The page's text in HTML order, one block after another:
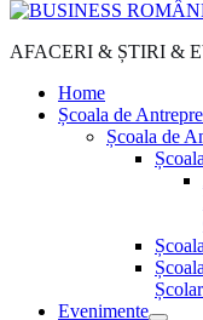
AFACERI & ȘTIRI &
Home
Școala de
Școala de
Evenimente